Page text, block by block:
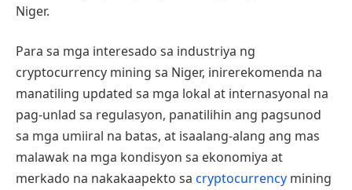
Niger.
Para sa mga interesado sa industriya ng
cryptocurrency mining sa Niger, inirerekomenda na
manatiling updated sa mga lokal at internasyonal na
pag-unlad sa regulasyon, panatilihin ang pagsunod
sa mga umiiral na batas, at isaalang-alang ang mas
malawak na mga kondisyon sa ekonomiya at
merkado na nakakaapekto sa cryptocurrency mining